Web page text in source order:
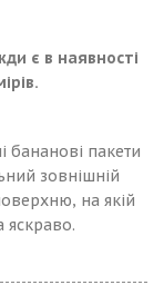
є в наявності
бананові пакети
зовнішній
на якій
яскраво.